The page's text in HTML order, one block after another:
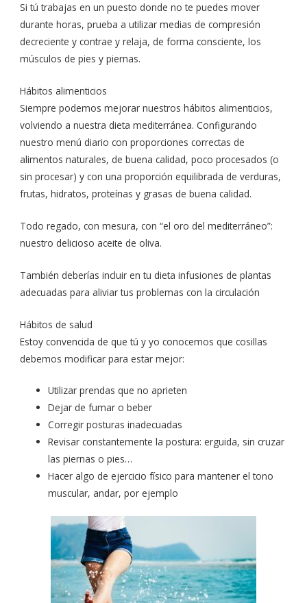
Si tú trabajas en un puesto donde no te puedes mover
durante horas, prueba a utilizar medias de compresión
decreciente y contrae y relaja, de forma consciente, los
músculos de pies y piernas.
Hábitos alimenticios
Siempre podemos mejorar nuestros hábitos alimenticios,
volviendo a nuestra dieta mediterránea. Configurando
nuestro menú diario con proporciones correctas de
alimentos naturales, de buena calidad, poco procesados (o
sin procesar) y con una proporción equilibrada de verduras,
frutas, hidratos, proteínas y grasas de buena calidad.
Todo regado, con mesura, con “el oro del mediterráneo”:
nuestro delicioso aceite de oliva.
También deberías incluir en tu dieta infusiones de plantas
adecuadas para aliviar tus problemas con la circulación
Hábitos de salud
Estoy convencida de que tú y yo conocemos que cosillas
debemos modificar para estar mejor:
Utilizar prendas que no aprieten
Dejar de fumar o beber
Corregir posturas inadecuadas
Revisar constantemente la postura: erguida, sin cruzar
las piernas o pies…
Hacer algo de ejercicio físico para mantener el tono
muscular, andar, por ejemplo